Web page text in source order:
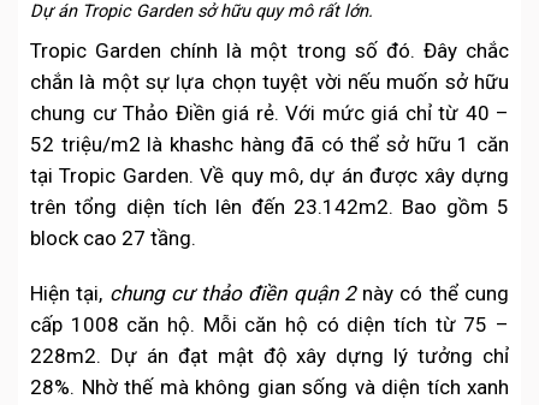
Dự án Tropic Garden sở hữu quy mô rất lớn.
Tropic Garden chính là một trong số đó. Đây chắc
chắn là một sự lựa chọn tuyệt vời nếu muốn sở hữu
chung cư Thảo Điền giá rẻ. Với mức giá chỉ từ 40 –
52 triệu/m2 là khashc hàng đã có thể sở hữu 1 căn
tại Tropic Garden. Về quy mô, dự án được xây dựng
trên tổng diện tích lên đến 23.142m2. Bao gồm 5
block cao 27 tầng.
Hiện tại, chung cư thảo điền quận 2này có thể cung
cấp 1008 căn hộ. Mỗi căn hộ có diện tích từ 75 –
228m2. Dự án đạt mật độ xây dựng lý tưởng chỉ
28%. Nhờ thế mà không gian sống và diện tích xanh